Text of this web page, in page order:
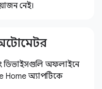
নেই।
ডিভাইসগুলি অফলাইনে
Home অ্যাপটিকে